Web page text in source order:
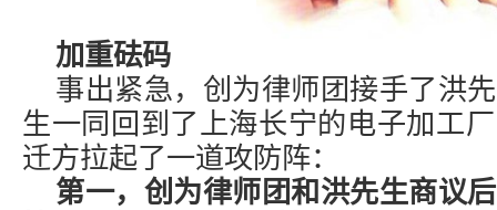
加重砝码
事出紧急，创为律师团接手了洪
生一同回到了上海长宁的电子加工
迁方拉起了一道攻防阵：
第一，创为律师团和洪先生商议